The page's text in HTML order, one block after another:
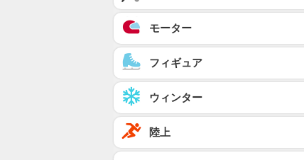
モーター
フィギュア
ウィンター
陸上